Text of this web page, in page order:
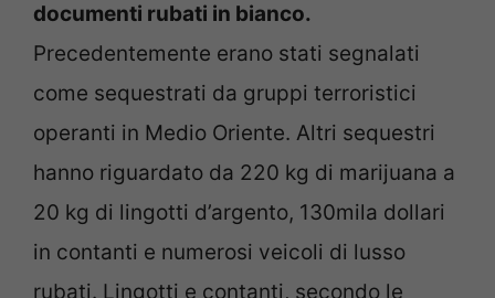
documenti rubati in bianco.
Precedentemente erano stati segnalati
come sequestrati da gruppi terroristici
operanti in Medio Oriente. Altri sequestri
hanno riguardato da 220 kg di marijuana a
20 kg di lingotti d’argento, 130mila dollari
in contanti e numerosi veicoli di lusso
rubati. Lingotti e contanti, secondo le